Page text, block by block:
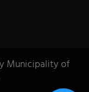
Municipality of